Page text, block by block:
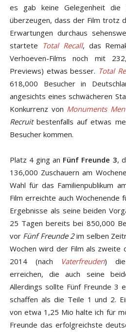
es gab keine Gelegenheit
überzeugen, dass der Film trotz
Erwartungen durchaus
startete Total Recall, das
Verhoeven-Films noch mit
Previews) etwas besser. Total
618,000 Besucher in
angesichts eines schwächeren
Konkurrenz von Monuments Men
Recruitbestenfalls auf etwas
Besucher kommen.
Platz 4 ging an Fünf Freunde 3,
136,000 Zuschauern am
Wahl für das Familienpublikum
Film erreichte auch Wochenende
Ergebnisse als seine beiden
25 Tagen bereits bei 850,000
vor Fünf Freunde 2im selben
Wochen wird der Film als zweite
2014 (nach Vaterfreuden) die
erreichen, die auch seine
Allerdings sollte Fünf Freunde 3
schaffen als die Teile 1 und 2.
von etwa 1,25 Mio halte ich für
Freunde das erfolgreichste